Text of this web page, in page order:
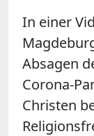
In einer
Absagen
Corona-
Christen